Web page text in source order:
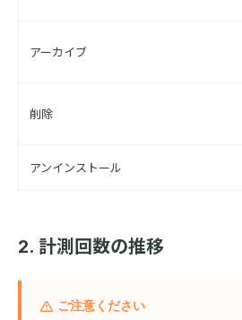
アーカイブ
削除
アンインストール
2. 計測回数の推移
ご注意ください